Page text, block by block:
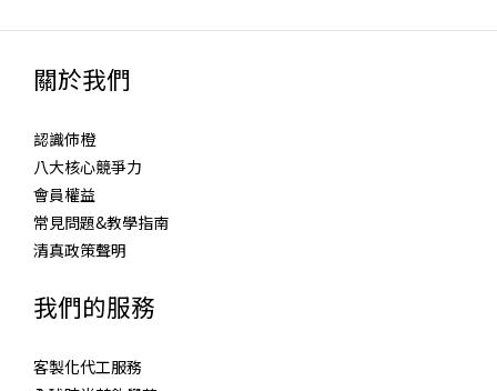
關於我們
認識伂橙
八大核心競爭力
會員權益
常見問題&教學指南
清真政策聲明
我們的服務
客製化代工服務